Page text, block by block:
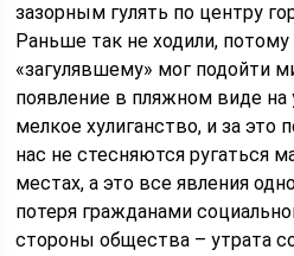
зазорным гулять по центру
Раньше так не ходили,
«загулявшему» мог подойти
появление в пляжном виде на
мелкое хулиганство, и за это
нас не стесняются ругаться
местах, а это все явления
потеря гражданами
стороны общества – утрата